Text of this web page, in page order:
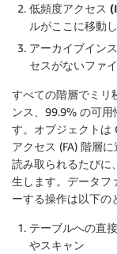
低頻度アクセス
ルがここに移動
アーカイブイン
セスがないファ
すべての階層でミリ
ンス、99.9% の可
す。オブジェクトは
アクセス (FA) 階層
読み取られるたびに
生します。データフ
ーする操作は以下の
テーブルへの直
やスキャン